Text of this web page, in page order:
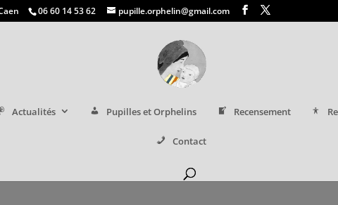
06 60 14 53 62 pupille.orphelin@gmail.com
Actualités Pupilles et Orphelins Recensement
Contact